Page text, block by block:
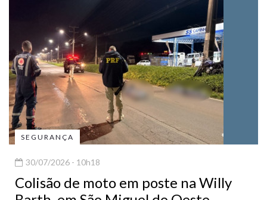
SEGURANÇA
30/07/2026 - 10h18
Colisão de moto em poste na Willy